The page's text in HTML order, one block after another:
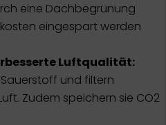
eine Dachbegrünung
eingespart werden
Luftqualität:
und filtern
Zudem speichern sie CO2